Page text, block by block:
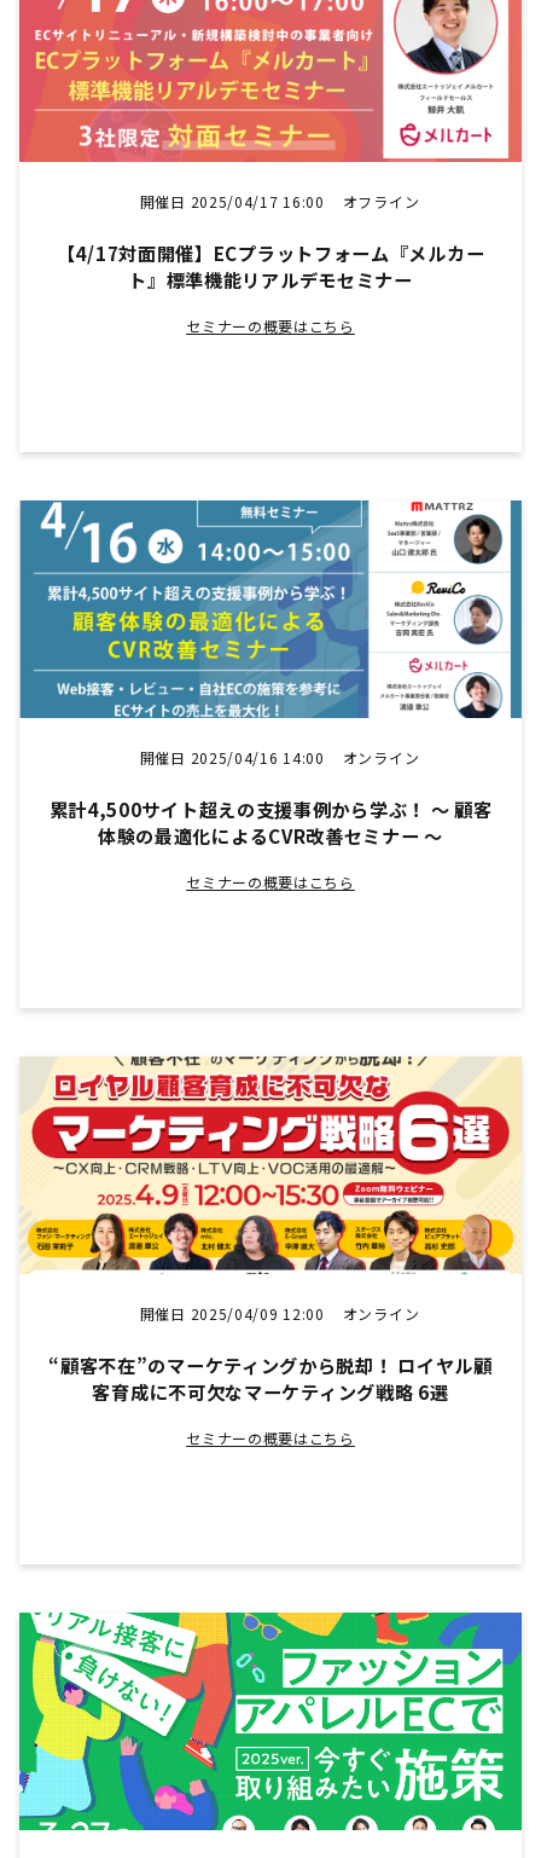
開催日 2025/04/17 16:00 オフライン
【4/17対面開催】ECプラットフォーム『メルカー
ト』標準機能リアルデモセミナー
セミナーの概要はこちら
開催日 2025/04/16 14:00 オンライン
累計4,500サイト超えの支援事例から学ぶ！ 〜 顧客
体験の最適化によるCVR改善セミナー 〜
セミナーの概要はこちら
開催日 2025/04/09 12:00 オンライン
“顧客不在”のマーケティングから脱却！ ロイヤル顧
客育成に不可欠なマーケティング戦略 6選
セミナーの概要はこちら